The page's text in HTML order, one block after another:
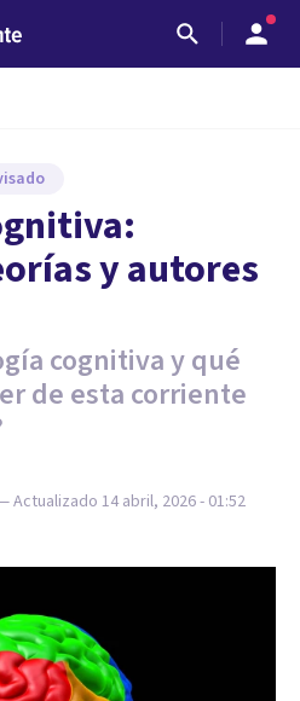
y autores
cognitiva y qué
de esta corriente
Actualizado 14 abril, 2026 - 01:52